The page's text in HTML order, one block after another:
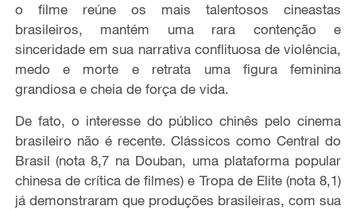
o filme reúne os mais talentosos cineastas
brasileiros, mantém uma rara contenção e
sinceridade em sua narrativa conflituosa de violência,
medo e morte e retrata uma figura feminina
grandiosa e cheia de força de vida.
De fato, o interesse do público chinês pelo cinema
brasileiro não é recente. Clássicos como Central do
Brasil (nota 8,7 na Douban, uma plataforma popular
chinesa de crítica de filmes) e Tropa de Elite (nota 8,1)
já demonstraram que produções brasileiras, com sua